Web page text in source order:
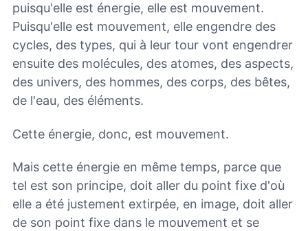
puisqu'elle est énergie, elle est mouvement.
Puisqu'elle est mouvement, elle engendre des
cycles, des types, qui à leur tour vont engendrer
ensuite des molécules, des atomes, des aspects,
des univers, des hommes, des corps, des bêtes,
de l'eau, des éléments.
Cette énergie, donc, est mouvement.
Mais cette énergie en même temps, parce que
tel est son principe, doit aller du point fixe d'où
elle a été justement extirpée, en image, doit aller
de son point fixe dans le mouvement et se